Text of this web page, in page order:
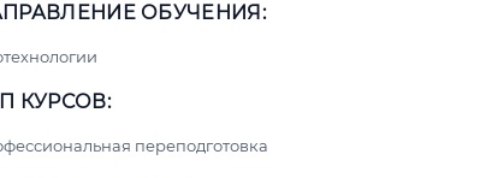
ОБУЧЕНИЯ:
КУРСОВ:
переподготовка